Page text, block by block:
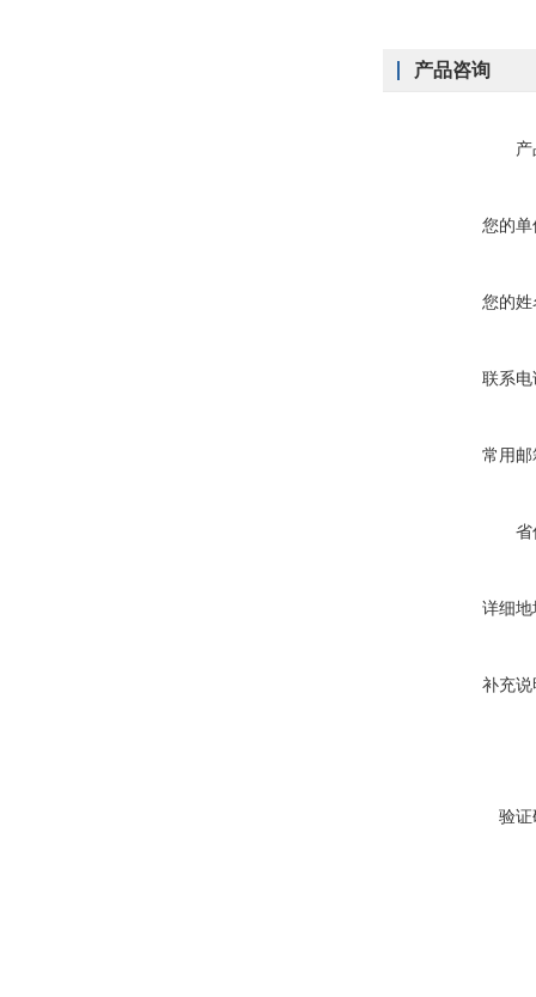
产品咨询
您的单
您的姓
联系电
常用邮
省
详细地
补充说
验证